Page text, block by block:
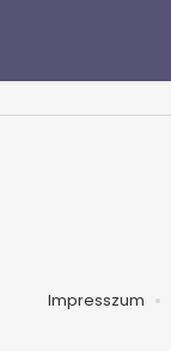
Impresszum